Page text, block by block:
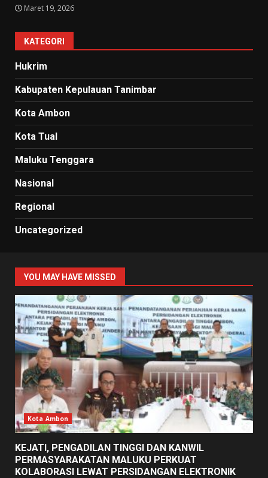
Maret 19, 2026
KATEGORI
Hukrim
Kabupaten Kepulauan Tanimbar
Kota Ambon
Kota Tual
Maluku Tenggara
Nasional
Regional
Uncategorized
YOU MAY HAVE MISSED
Kota Ambon
KEJATI, PENGADILAN TINGGI DAN KANWIL
PERMASYARAKATAN MALUKU PERKUAT
KOLABORASI LEWAT PERSIDANGAN ELEKTRONIK